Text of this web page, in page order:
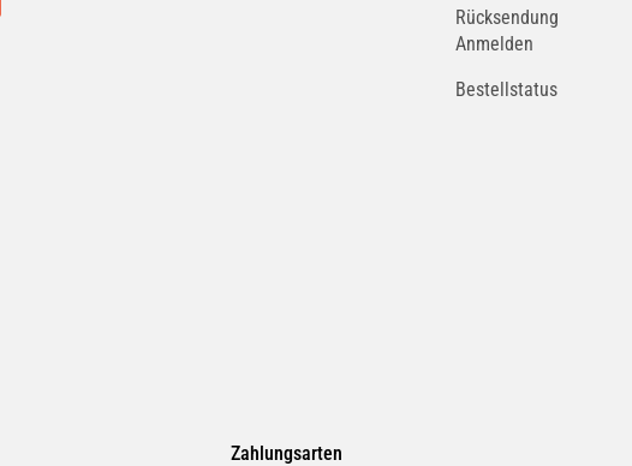
Rücksendung
Anmelden
Bestellstatus
Zahlungsarten